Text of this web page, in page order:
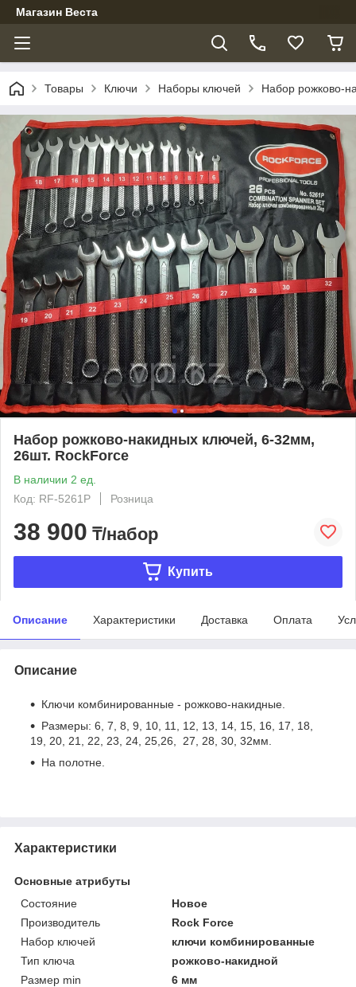
Магазин Веста
Товары Ключи Наборы ключей Набор рожково-
Набор рожково-накидных ключей, 6-32мм,
26шт. RockForce
В наличии 2 ед.
Код: RF-5261P
Розница
38 900 ₸/набор
Купить
Описание Характеристики Доставка Оплата
Описание
Ключи комбинированные - рожково-накидные.
Размеры: 6, 7, 8, 9, 10, 11, 12, 13, 14, 15, 16, 17, 18,
19, 20, 21, 22, 23, 24, 25,26, 27, 28, 30, 32мм.
На полотне.
Характеристики
Основные атрибуты
Состояние
Новое
Производитель
Rock Force
Набор ключей
ключи комбинированные
Тип ключа
рожково-накидной
Размер min
6 мм